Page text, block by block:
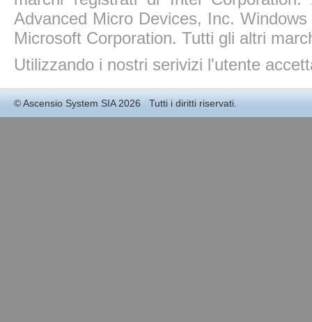
Advanced Micro Devices, Inc.
Microsoft Corporation. Tutti gli altri
Utilizzando i nostri serivizi l'utente
©Ascensio System SIA2026 Tutti i diritti riservati.